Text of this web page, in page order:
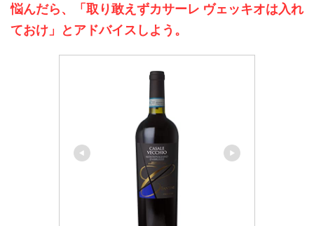
悩んだら、「取り敢えずカサーレ ヴェッキオは入れ
ておけ」とアドバイスしよう。